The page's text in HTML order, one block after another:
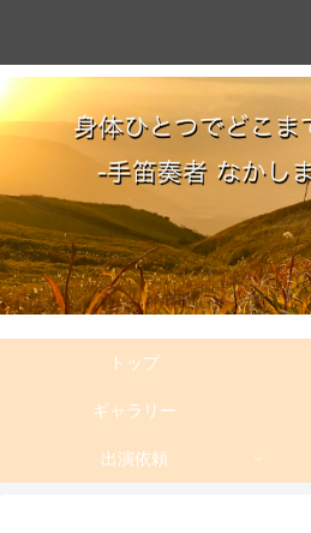
トップ
ギャラリー
出演依頼